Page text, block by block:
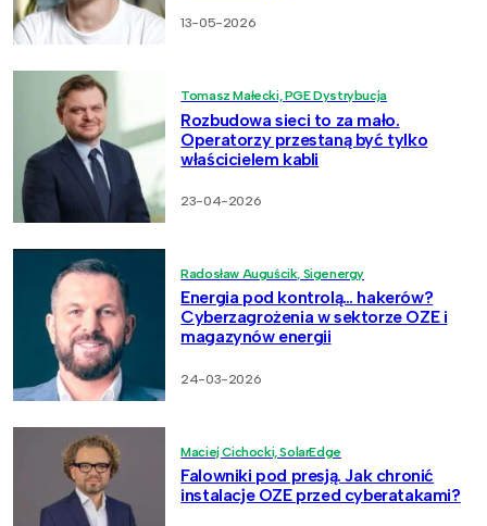
13-05-2026
Tomasz Małecki, PGE Dystrybucja
Rozbudowa sieci to za mało.
Operatorzy przestaną być tylko
właścicielem kabli
23-04-2026
Radosław Auguścik, Sigenergy
Energia pod kontrolą… hakerów?
Cyberzagrożenia w sektorze OZE i
magazynów energii
24-03-2026
Maciej Cichocki, SolarEdge
Falowniki pod presją. Jak chronić
instalacje OZE przed cyberatakami?